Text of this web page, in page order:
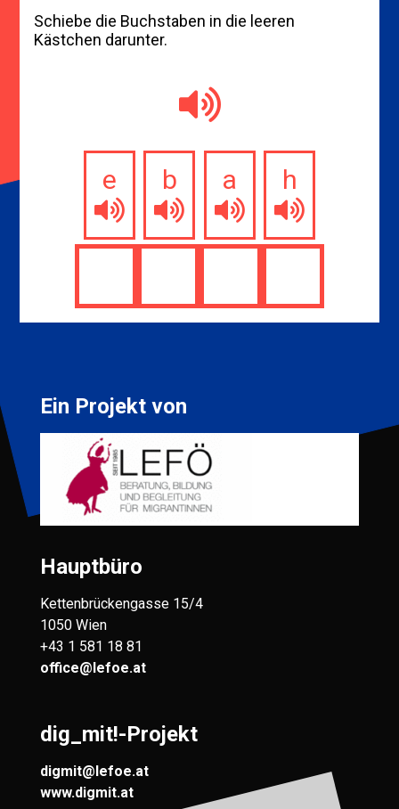
Schiebe die Buchstaben in die leeren
Kästchen darunter.
e b a h
Ein Projekt von
Hauptbüro
Kettenbrückengasse 15/4
1050 Wien
+43 1 581 18 81
office@lefoe.at
dig_mit!-Projekt
digmit@lefoe.at
www.digmit.at